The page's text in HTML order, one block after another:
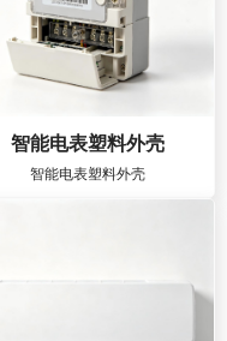
智能电表塑料外壳
智能电表塑料外壳